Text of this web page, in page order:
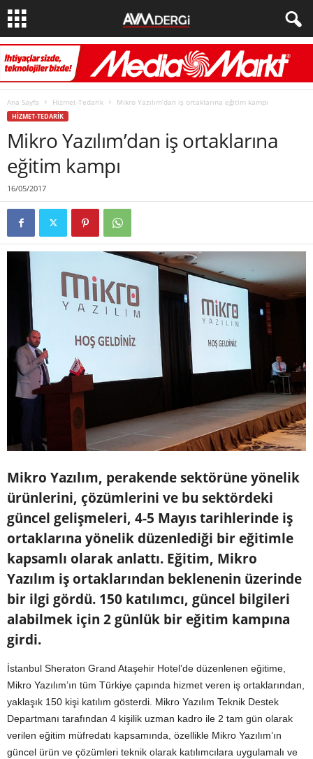
Ana Sayfa Hizmet-Tedarik Mikro Yazılım’dan iş ortaklarına eğitim kampı
HIZMET-TEDARIK
Mikro Yazılım’dan iş ortaklarına
eğitim kampı
16/05/2017
Mikro Yazılım, perakende sektörüne yönelik
ürünlerini, çözümlerini ve bu sektördeki
güncel gelişmeleri, 4-5 Mayıs tarihlerinde iş
ortaklarına yönelik düzenlediği bir eğitimle
kapsamlı olarak anlattı. Eğitim, Mikro
Yazılım iş ortaklarından beklenenin üzerinde
bir ilgi gördü. 150 katılımcı, güncel bilgileri
alabilmek için 2 günlük bir eğitim kampına
girdi.
İstanbul Sheraton Grand Ataşehir Hotel’de düzenlenen eğitime,
Mikro Yazılım’ın tüm Türkiye çapında hizmet veren iş ortaklarından,
yaklaşık 150 kişi katılım gösterdi. Mikro Yazılım Teknik Destek
Departmanı tarafından 4 kişilik uzman kadro ile 2 tam gün olarak
verilen eğitim müfredatı kapsamında, özellikle Mikro Yazılım’ın
güncel ürün ve çözümleri teknik olarak katılımcılara uygulamalı ve